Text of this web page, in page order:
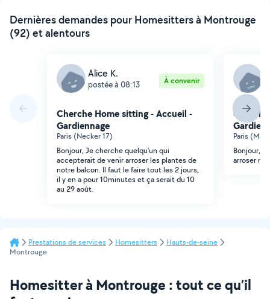
Dernières demandes pour Homesitters à Montrouge
(92) et alentours
Alice K.
postée à 08:13 À convenir
Cherche Home sitting - Accueil -
Gardiennage
Paris (Necker 17)
Bonjour, Je cherche quelqu'un qui
accepterait de venir arroser les plantes de
notre balcon. Il faut le faire tout les 2 jours,
il y en a pour 10minutes et ça serait du 10
au 29 août.
Paris
Bonjour,
arroser
Prestations de services Homesitters
Hauts-de-seine
Montrouge
Homesitter à Montrouge : tout ce qu’il